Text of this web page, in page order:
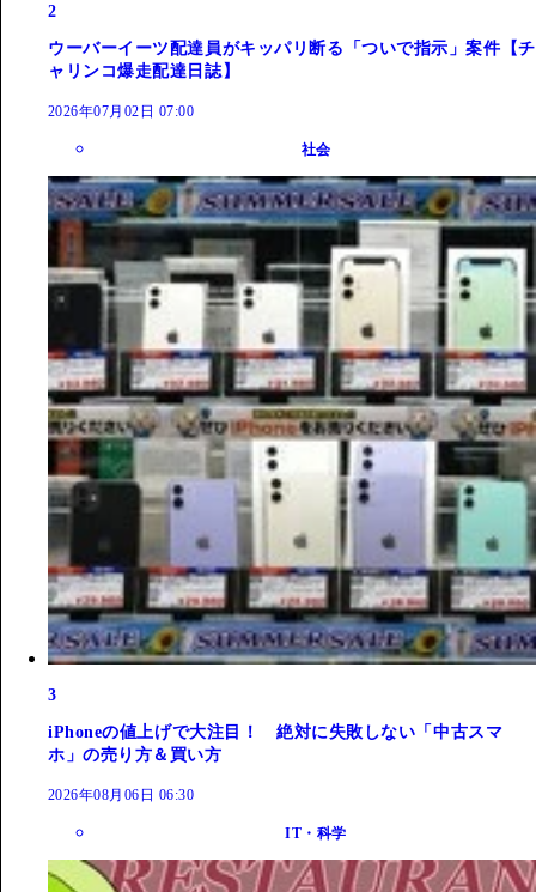
2
ウーバーイーツ配達員がキッパリ断る「ついで指示」案件【チ
ャリンコ爆走配達日誌】
2026年07月02日 07:00
社会
3
iPhoneの値上げで大注目！ 絶対に失敗しない「中古スマ
ホ」の売り方＆買い方
2026年08月06日 06:30
IT・科学